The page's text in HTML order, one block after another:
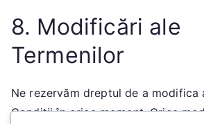
8. Modificări ale
Termenilor
Ne rezervăm dreptul de a modifica
Condiții în orice moment. Orice